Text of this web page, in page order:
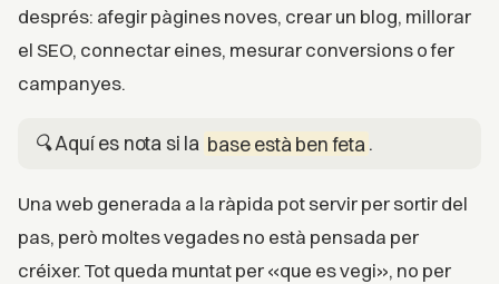
després: afegir pàgines noves, crear un blog, millorar
el SEO, connectar eines, mesurar conversions o fer
campanyes.
🔍 Aquí es nota si la base està ben feta .
Una web generada a la ràpida pot servir per sortir del
pas, però moltes vegades no està pensada per
créixer. Tot queda muntat per «que es vegi», no per